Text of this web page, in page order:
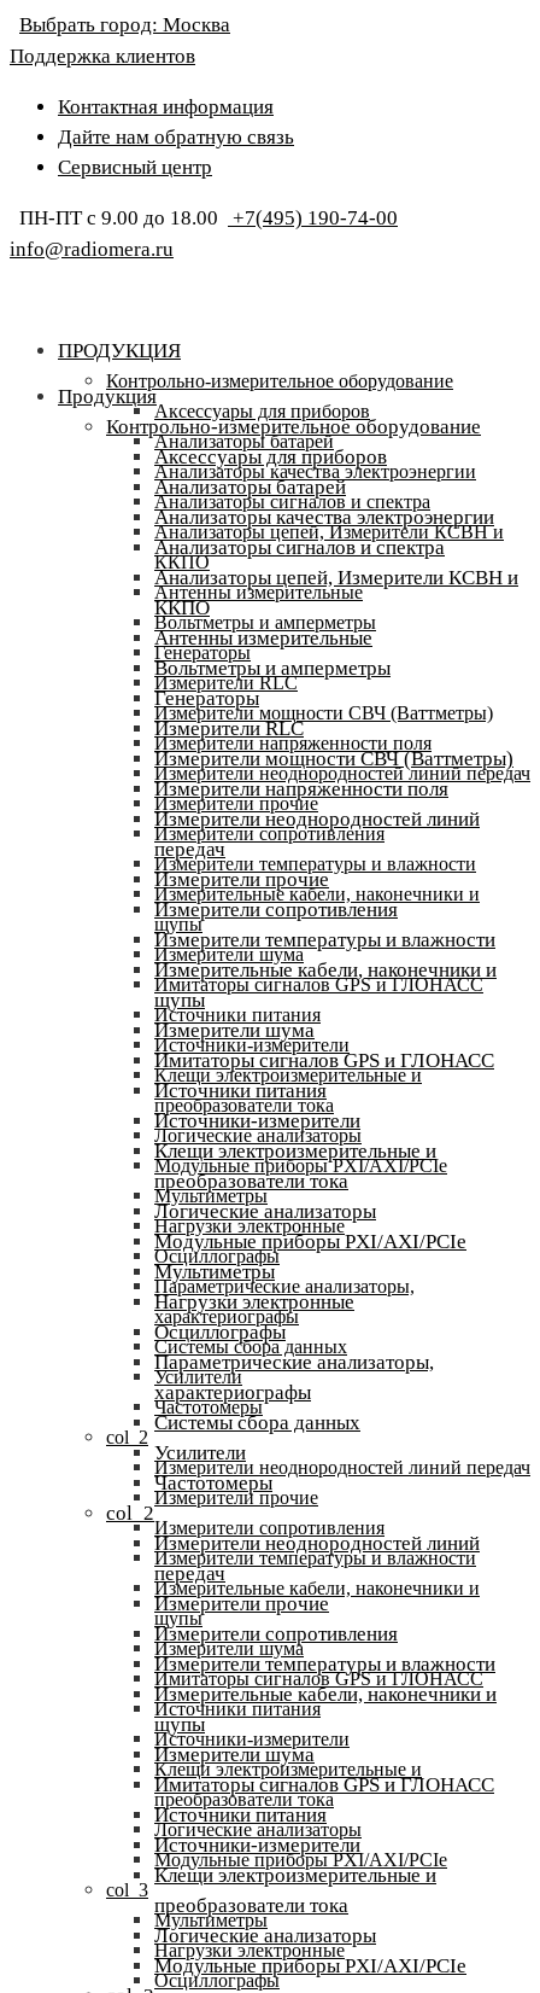
Выбрать город: Москва
Поддержка клиентов
Контактная информация
Дайте нам обратную связь
Сервисный центр
ПН-ПТ с 9.00 до 18.00
+7(495) 190-74-00
info@radiomera.ru
ПРОДУКЦИЯ
Контрольно-измерительное оборудование
Аксессуары для приборов
Анализаторы батарей
Анализаторы качества электроэнергии
Анализаторы сигналов и спектра
Анализаторы цепей, Измерители КСВН и
ККПО
Антенны измерительные
Вольтметры и амперметры
Генераторы
Измерители RLC
Измерители мощности СВЧ (Ваттметры)
Измерители напряженности поля
Измерители неоднородностей линий передач
Измерители прочие
Измерители сопротивления
Измерители температуры и влажности
Измерительные кабели, наконечники и
щупы
Измерители шума
Имитаторы сигналов GPS и ГЛОНАСС
Источники питания
Источники-измерители
Клещи электроизмерительные и
преобразователи тока
Логические анализаторы
Модульные приборы PXI/AXI/PCIe
Мультиметры
Нагрузки электронные
Осциллографы
Параметрические анализаторы,
характериографы
Системы сбора данных
Усилители
Частотомеры
col_2
Измерители неоднородностей линий передач
Измерители прочие
Измерители сопротивления
Измерители температуры и влажности
Измерительные кабели, наконечники и
щупы
Измерители шума
Имитаторы сигналов GPS и ГЛОНАСС
Источники питания
Источники-измерители
Клещи электроизмерительные и
преобразователи тока
Логические анализаторы
Модульные приборы PXI/AXI/PCIe
col_3
Мультиметры
Нагрузки электронные
Осциллографы
Продукция
Контрольно-измерительное оборудование
Аксессуары для приборов
Анализаторы батарей
Анализаторы качества электроэнергии
Анализаторы сигналов и спектра
Анализаторы цепей, Измерители КСВН и
ККПО
Антенны измерительные
Вольтметры и амперметры
Генераторы
Измерители RLC
Измерители мощности СВЧ (Ваттметры)
Измерители напряженности поля
Измерители неоднородностей линий
передач
Измерители прочие
Измерители сопротивления
Измерители температуры и влажности
Измерительные кабели, наконечники и
щупы
Измерители шума
Имитаторы сигналов GPS и ГЛОНАСС
Источники питания
Источники-измерители
Клещи электроизмерительные и
преобразователи тока
Логические анализаторы
Модульные приборы PXI/AXI/PCIe
Мультиметры
Нагрузки электронные
Осциллографы
Параметрические анализаторы,
характериографы
Системы сбора данных
Усилители
Частотомеры
col_2
Измерители неоднородностей линий
передач
Измерители прочие
Измерители сопротивления
Измерители температуры и влажности
Измерительные кабели, наконечники и
щупы
Измерители шума
Имитаторы сигналов GPS и ГЛОНАСС
Источники питания
Источники-измерители
Клещи электроизмерительные и
преобразователи тока
Логические анализаторы
Модульные приборы PXI/AXI/PCIe